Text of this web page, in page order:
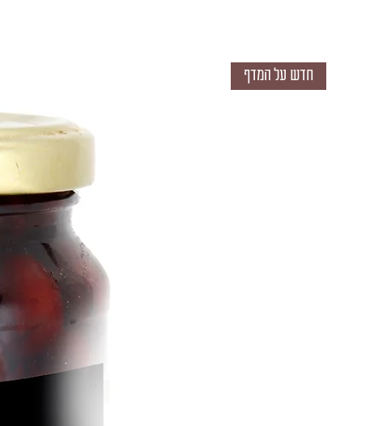
חדש על המדף